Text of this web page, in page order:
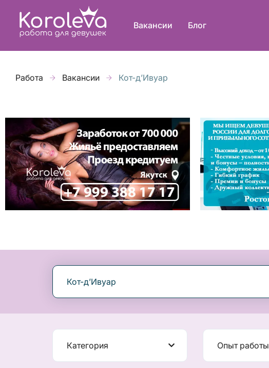
Вакансии Блог
Работа Вакансии Кот-д’Ивуар
Кот-д’Ивуар
Категория Опыт работы